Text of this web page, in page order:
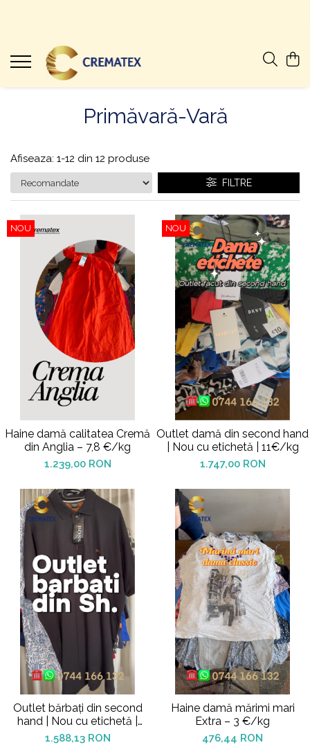
Primăvară-Vară
Afiseaza: 1-12 din 12 produse
FILTRE
NOU
Haine damă calitatea Cremă
din Anglia – 7,8 €/kg
1.239,00 RON
NOU
Outlet damă din second hand
| Nou cu etichetă | 11€/kg
1.747,00 RON
Outlet bărbați din second
hand | Nou cu etichetă |
12.5€/kg
1.588,13 RON
Haine damă mărimi mari
Extra – 3 €/kg
476,44 RON